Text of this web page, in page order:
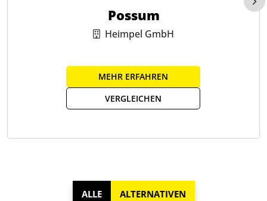
Possum
Heimpel GmbH
MEHR ERFAHREN
VERGLEICHEN